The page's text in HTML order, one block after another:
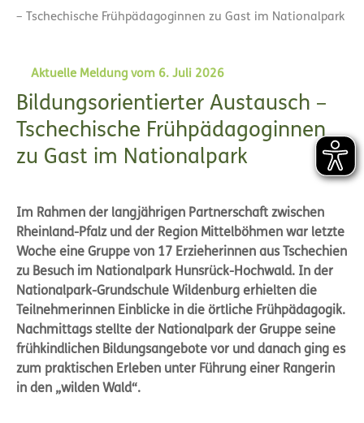
– Tschechische Frühpädagoginnen zu Gast im Nationalpark
Aktuelle Meldung vom 6. Juli 2026
Bildungsorientierter Austausch –
Tschechische Frühpädagoginnen
zu Gast im Nationalpark
Im Rahmen der langjährigen Partnerschaft zwischen
Rheinland-Pfalz und der Region Mittelböhmen war letzte
Woche eine Gruppe von 17 Erzieherinnen aus Tschechien
zu Besuch im Nationalpark Hunsrück-Hochwald. In der
Nationalpark-Grundschule Wildenburg erhielten die
Teilnehmerinnen Einblicke in die örtliche Frühpädagogik.
Nachmittags stellte der Nationalpark der Gruppe seine
frühkindlichen Bildungsangebote vor und danach ging es
zum praktischen Erleben unter Führung einer Rangerin
in den „wilden Wald“.